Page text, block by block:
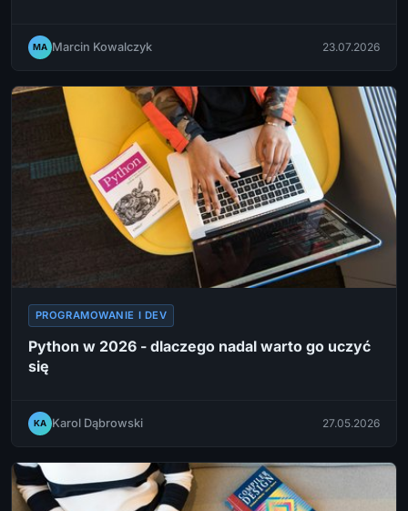
MA Marcin Kowalczyk 23.07.2026
PROGRAMOWANIE I DEV
Python w 2026 - dlaczego nadal warto go uczyć
się
KA Karol Dąbrowski 27.05.2026